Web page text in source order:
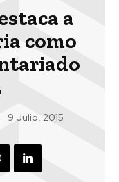
a
como
9 Julio, 2015